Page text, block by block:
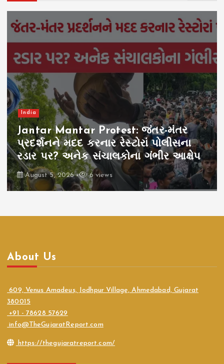
India
Jantar Mantar Protest: જંતર-મંતર
પ્રદર્શનને મદદ કરનાર રેસ્ટોરાં પોલીસના
રડાર પર? અનેક સંચાલકોના ગંભીર આક્ષેપ
August 5, 2026 6 views
About Us
609, Venus Amadeus, Jodhpur Village, Ahmedabad, Gujarat
380015
+91 - 78628 57629
info@TheGujaratReport.com
https://thegujaratreport.com/